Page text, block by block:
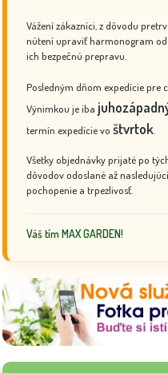
Vážení zákazníci, z dôvodu
nútení upraviť harmonogram
ich bezpečnú prepravu.
Posledným dňom expedície pre
Výnimkou je iba
termín expedície vo štvrtok
Všetky objednávky prijaté po
dôvodov odoslané až
pochopenie a trpezlivosť.
Váš tím MAX GARDEN!